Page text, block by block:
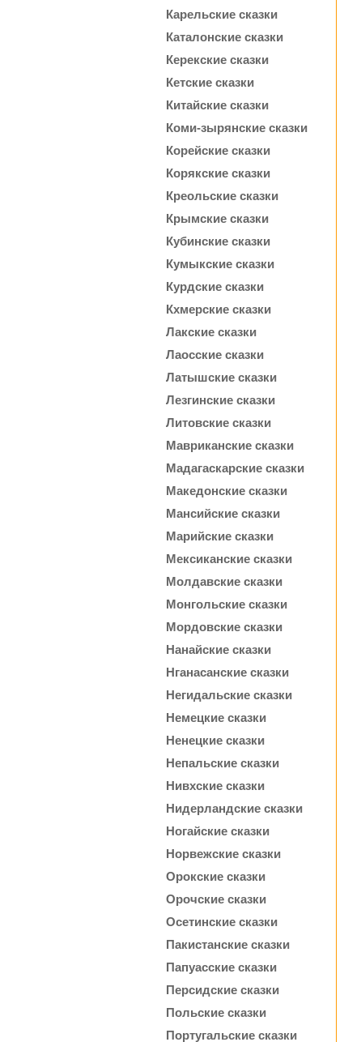
Карельские сказки
Каталонские сказки
Керекские сказки
Кетские сказки
Китайские сказки
Коми-зырянские сказки
Корейские сказки
Корякские сказки
Креольские сказки
Крымские сказки
Кубинские сказки
Кумыкские сказки
Курдские сказки
Кхмерские сказки
Лакские сказки
Лаосские сказки
Латышские сказки
Лезгинские сказки
Литовские сказки
Мавриканские сказки
Мадагаскарские сказки
Македонские сказки
Мансийские сказки
Марийские сказки
Мексиканские сказки
Молдавские сказки
Монгольские сказки
Мордовские сказки
Нанайские сказки
Нганасанские сказки
Негидальские сказки
Немецкие сказки
Ненецкие сказки
Непальские сказки
Нивхские сказки
Нидерландские сказки
Ногайские сказки
Норвежские сказки
Орокские сказки
Орочские сказки
Осетинские сказки
Пакистанские сказки
Папуасские сказки
Персидские сказки
Польские сказки
Португальские сказки